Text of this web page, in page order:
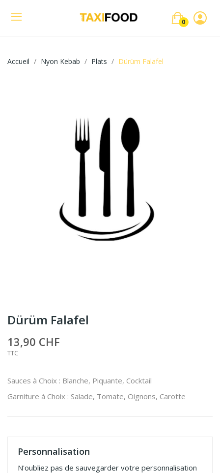
0
Accueil Nyon Kebab Plats Dürüm Falafel
Dürüm Falafel
13,90 CHF
TTC
Sauces à Choix : Blanche, Piquante, Cocktail
Garniture à Choix : Salade, Tomate, Oignons, Carotte
Personnalisation
N'oubliez pas de sauvegarder votre personnalisation